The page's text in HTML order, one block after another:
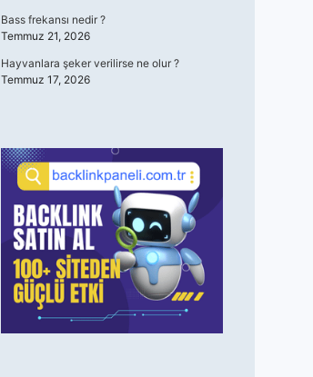
Bass frekansı nedir ?
Temmuz 21, 2026
Hayvanlara şeker verilirse ne olur ?
Temmuz 17, 2026